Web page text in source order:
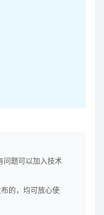
问题可以加入技术
的，均可放心使